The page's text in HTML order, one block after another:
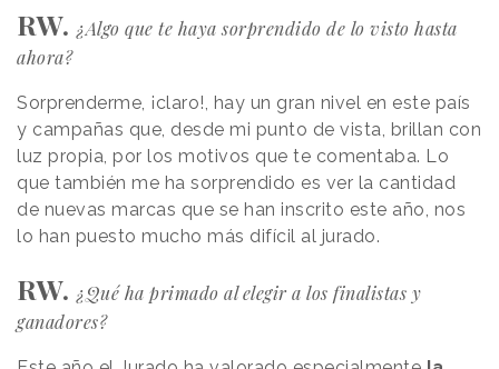
RW. ¿Algo que te haya sorprendido de lo visto hasta
ahora?
Sorprenderme, ¡claro!, hay un gran nivel en este país
y campañas que, desde mi punto de vista, brillan con
luz propia, por los motivos que te comentaba. Lo
que también me ha sorprendido es ver la cantidad
de nuevas marcas que se han inscrito este año, nos
lo han puesto mucho más difícil al jurado.
RW. ¿Qué ha primado al elegir a los finalistas y
ganadores?